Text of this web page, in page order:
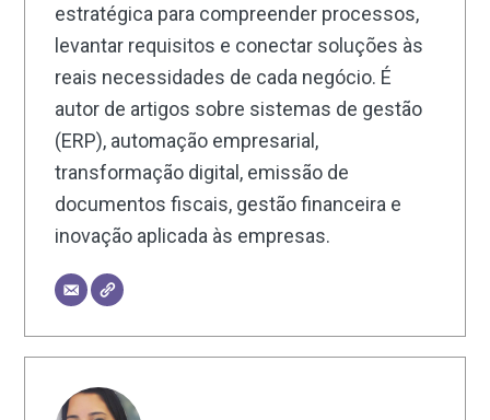
estratégica para compreender processos,
levantar requisitos e conectar soluções às
reais necessidades de cada negócio. É
autor de artigos sobre sistemas de gestão
(ERP), automação empresarial,
transformação digital, emissão de
documentos fiscais, gestão financeira e
inovação aplicada às empresas.